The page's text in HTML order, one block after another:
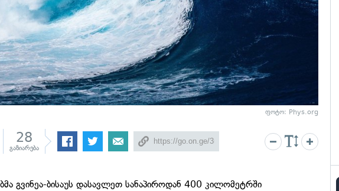
ფოტო: Phys.org
28
გაზიარება
გვინეა-ბისაუს დასავლეთ სანაპიროდან 400 კილომეტრში